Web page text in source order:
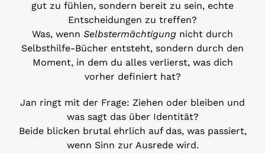
gut zu fühlen, sondern bereit zu sein, echte
Entscheidungen zu treffen?
Was, wenn Selbstermächtigung nicht durch
Selbsthilfe-Bücher entsteht, sondern durch den
Moment, in dem du alles verlierst, was dich
vorher definiert hat?
Jan ringt mit der Frage: Ziehen oder bleiben und
was sagt das über Identität?
Beide blicken brutal ehrlich auf das, was passiert,
wenn Sinn zur Ausrede wird.